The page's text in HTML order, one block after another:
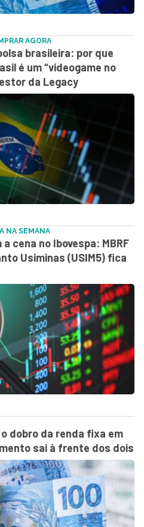
AGORA
brasileira: por que
é um “videogame no
da Legacy
NA SEMANA
cena no Ibovespa: MBRF
Usiminas (USIM5) fica
dobro da renda fixa em
sai à frente dos dois